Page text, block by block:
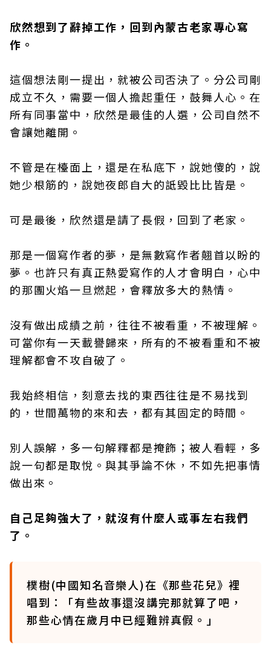
欣然想到了辭掉工作，回到內蒙古老家專心寫
作。
這個想法剛一提出，就被公司否決了。分公司剛
成立不久，需要一個人擔起重任，鼓舞人心。在
所有同事當中，欣然是最佳的人選，公司自然不
會讓她離開。
不管是在檯面上，還是在私底下，說她傻的，說
她少根筋的，說她夜郎自大的詆毀比比皆是。
可是最後，欣然還是請了長假，回到了老家。
那是一個寫作者的夢，是無數寫作者翹首以盼的
夢。也許只有真正熱愛寫作的人才會明白，心中
的那團火焰一旦燃起，會釋放多大的熱情。
沒有做出成績之前，往往不被看重，不被理解。
可當你有一天載譽歸來，所有的不被看重和不被
理解都會不攻自破了。
我始終相信，刻意去找的東西往往是不易找到
的，世間萬物的來和去，都有其固定的時間。
別人誤解，多一句解釋都是掩飾；被人看輕，多
說一句都是取悅。與其爭論不休，不如先把事情
做出來。
自己足夠強大了，就沒有什麼人或事左右我們
了。
樸樹(中國知名音樂人)在《那些花兒》裡
唱到：「有些故事還沒講完那就算了吧，
那些心情在歲月中已經難辨真假。」